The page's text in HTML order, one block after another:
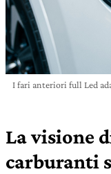
I fari anteriori full Led
La visione
carburanti